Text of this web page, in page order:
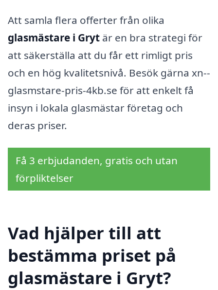
Att samla flera offerter från olika
glasmästare i Gryt är en bra strategi för
att säkerställa att du får ett rimligt pris
och en hög kvalitetsnivå. Besök gärna xn--
glasmstare-pris-4kb.se för att enkelt få
insyn i lokala glasmästar företag och
deras priser.
Få 3 erbjudanden, gratis och utan
förpliktelser
Vad hjälper till att
bestämma priset på
glasmästare i Gryt?